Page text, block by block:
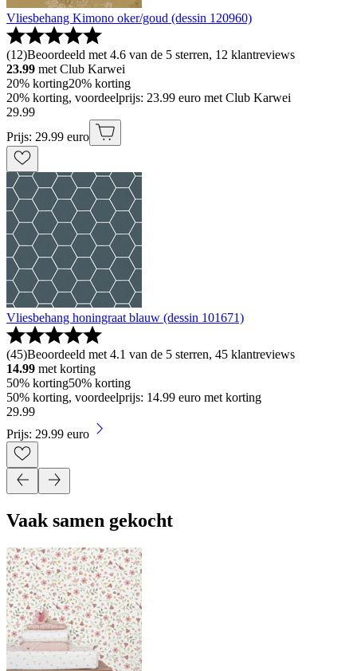
Vliesbehang Kimono oker/goud (dessin 120960)
(12)Beoordeeld met 4.6 van de 5 sterren, 12 klantreviews
23.99 met Club Karwei
20% korting20% korting
20% korting, voordeelprijs: 23.99 euro met Club Karwei
29.99
Prijs: 29.99 euro
Vliesbehang honingraat blauw (dessin 101671)
(45)Beoordeeld met 4.1 van de 5 sterren, 45 klantreviews
14.99 met korting
50% korting50% korting
50% korting, voordeelprijs: 14.99 euro met korting
29.99
Prijs: 29.99 euro
Vaak samen gekocht